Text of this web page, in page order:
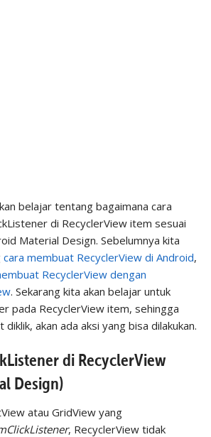
belajar tentang bagaimana cara
di RecyclerView item sesuai
Material Design. Sebelumnya kita
cara membuat RecyclerView di Android,
RecyclerView dengan
. Sekarang kita akan belajar untuk
pada RecyclerView item, sehingga
akan ada aksi yang bisa dilakukan.
di RecyclerView
Design)
atau GridView yang
, RecyclerView tidak